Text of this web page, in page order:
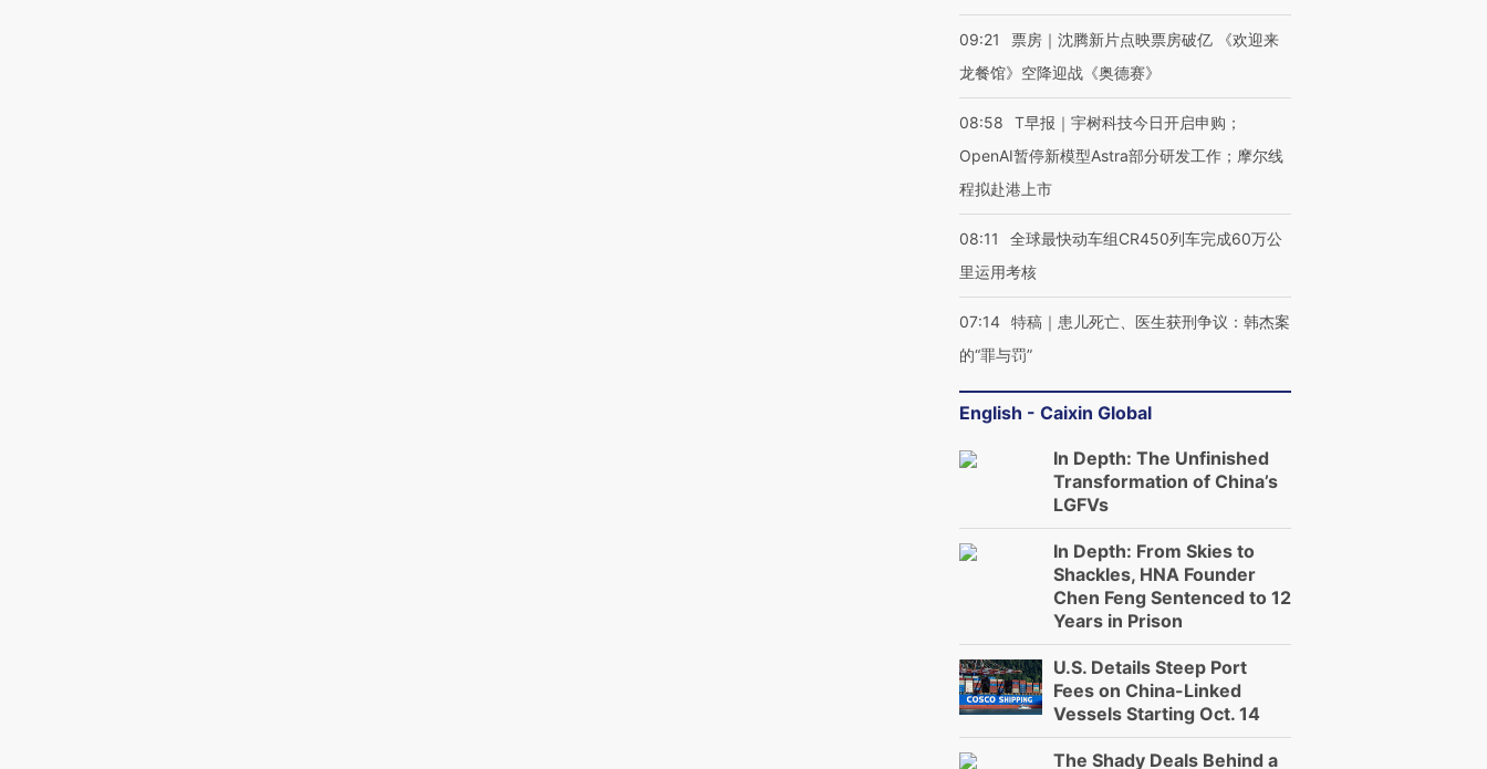
09:21
票房｜沈腾新片点映票房破亿 《欢迎来
龙餐馆》空降迎战《奥德赛》
08:58
T早报｜宇树科技今日开启申购；
OpenAI暂停新模型Astra部分研发工作；摩尔线
程拟赴港上市
08:11
全球最快动车组CR450列车完成60万公
里运用考核
07:14 特稿｜患儿死亡、医生获刑争议：韩杰案
的“罪与罚”
English - Caixin Global
In Depth: The Unfinished
Transformation of China’s
LGFVs
In Depth: From Skies to
Shackles, HNA Founder
Chen Feng Sentenced to 12
Years in Prison
U.S. Details Steep Port
Fees on China-Linked
Vessels Starting Oct. 14
The Shady Deals Behind a